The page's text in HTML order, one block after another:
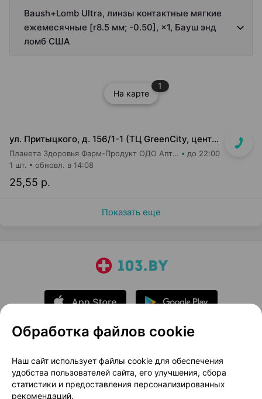
Baush+Lomb Ultra, линзы контактные мягкие
ежемесячные [r8.5 мм; -0.50], ×1, Бауш энд
ломб США
На карте
1
ул. Притыцкого, д. 156/1-1 (ТЦ GreenCity, центральный вход со стороны метро)
Планета Здоровья Фарм-Продукт ОДО Аптека №23 до 22:00
25,55 р.
1 шт. обновл. в 14:08
Показать еще
О проекте
Новости проекта
Размещение рекламы
Медицинский маркетинг
Публичный договор
Доставка
Обработка файлов cookie
Наш сайт использует файлы cookie для обеспечения
удобства пользователей сайта, его улучшения, сбора
статистики и предоставления персонализированных
рекомендаций.